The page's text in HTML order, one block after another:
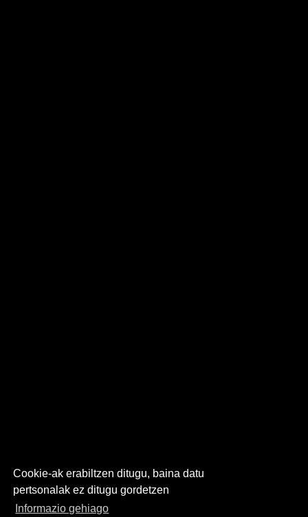
Cookie-ak erabiltzen ditugu, baina datu
pertsonalak ez ditugu gordetzen
Informazio gehiago